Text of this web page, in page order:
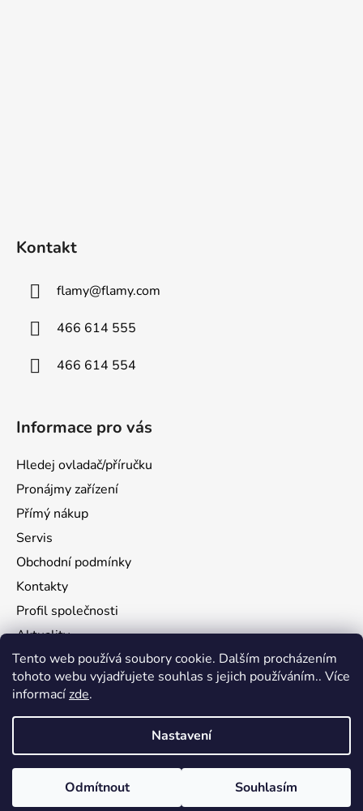
Tento web používá soubory cookie. Dalším procházením
tohoto webu vyjadřujete souhlas s jejich používáním.. Více
informacízde.
Nastavení
Odmítnout Souhlasím
Kontakt
flamy@flamy.com
466 614 555
466 614 554
Informace pro vás
Hledej ovladač/příručku
Pronájmy zařízení
Přímý nákup
Servis
Obchodní podmínky
Kontakty
Profil společnosti
Aktuality
Ochrana osobních údajů
Ke stažení
Vytvořil Shoptet
Copyright 2026flamy.com
. Všechna práva vyhrazena.